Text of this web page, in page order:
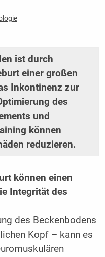
ist durch
einer großen
Inkontinenz zur
des
und
können
reduzieren.
können einen
Integrität des
des Beckenbodens
Kopf – kann es